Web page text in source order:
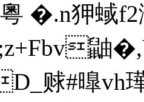
餮粵 �.n狎
鼬
赇#曍vh